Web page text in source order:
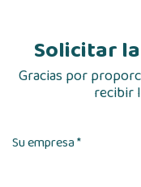
Solicitar
Gracias por
recibir
Su empresa *